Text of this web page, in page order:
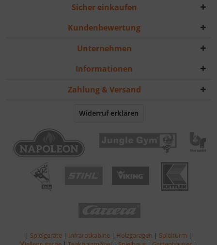
Sicher einkaufen
Kundenbewertung
Unternehmen
Informationen
Zahlung & Versand
Widerruf erklären
| Spielgeräte | Infrarotkabine | Holzgaragen | Spielturm |